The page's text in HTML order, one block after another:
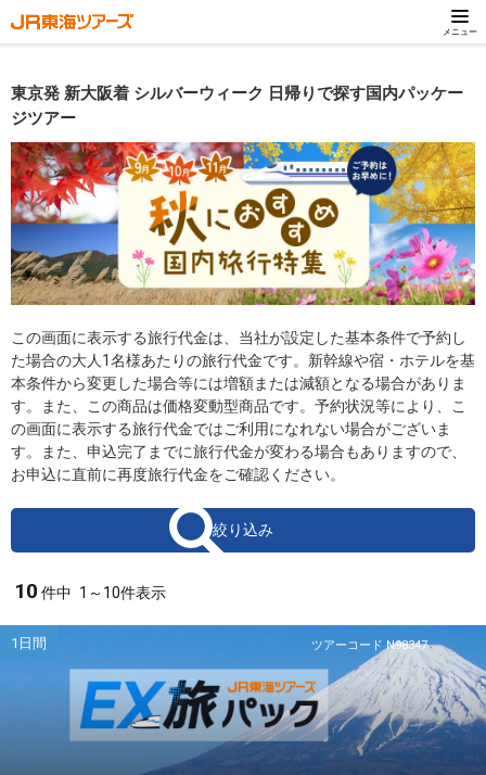
メニュー
東京発 新大阪着 シルバーウィーク 日帰りで探す国内パッケー
ジツアー
この画面に表示する旅行代金は、当社が設定した基本条件で予約し
た場合の大人1名様あたりの旅行代金です。新幹線や宿・ホテルを基
本条件から変更した場合等には増額または減額となる場合がありま
す。また、この商品は価格変動型商品です。予約状況等により、こ
の画面に表示する旅行代金ではご利用になれない場合がございま
す。また、申込完了までに旅行代金が変わる場合もありますので、
お申込に直前に再度旅行代金をご確認ください。
絞り込み
10 件中 1～10件表示
ツアーコード N98347
1日間